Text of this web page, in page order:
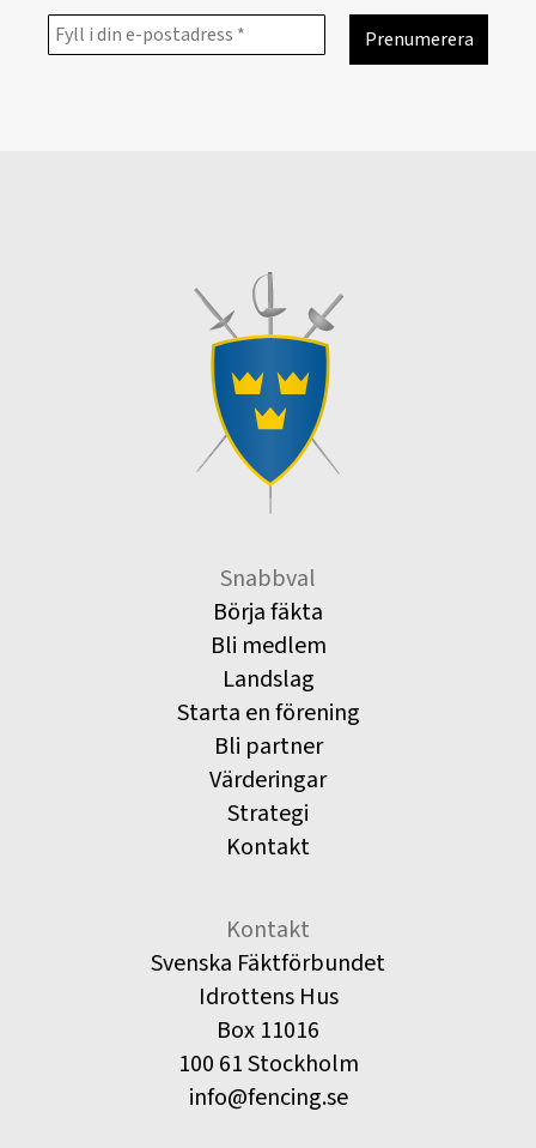
Snabbval
Börja fäkta
Bli medlem
Landslag
Starta en förening
Bli partner
Värderingar
Strategi
Kontakt
Kontakt
Svenska Fäktförbundet
Idrottens Hus
Box 11016
100 61 Stockholm
info@fencing.se